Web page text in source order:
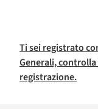
Ti sei registrato
Generali,
registrazione.